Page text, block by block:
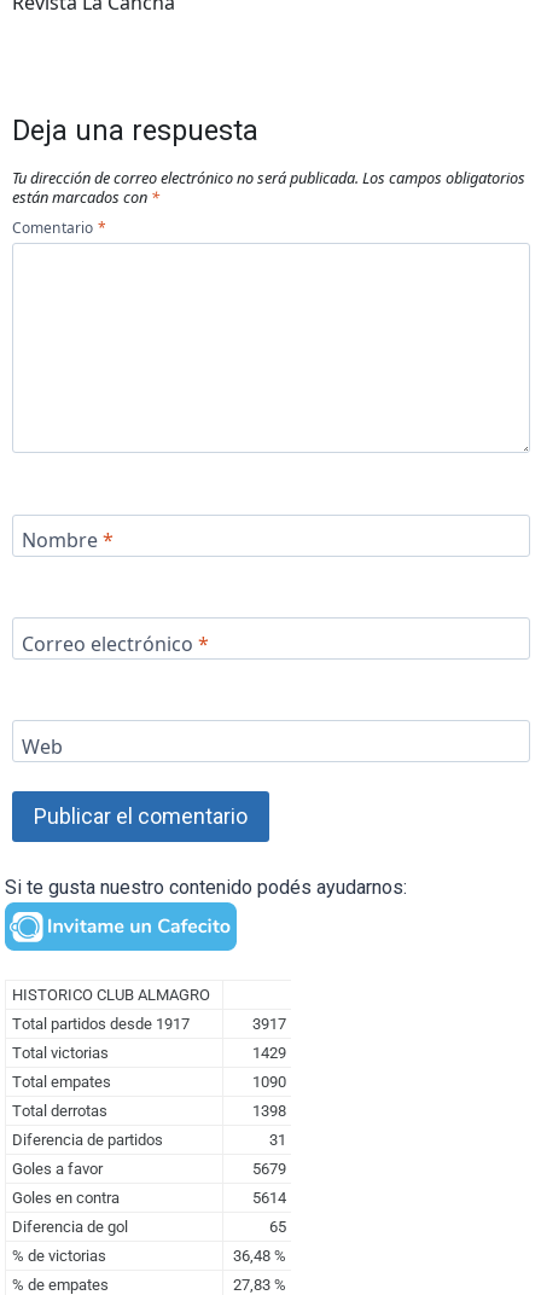
Deja una respuesta
Tu dirección de correo electrónico no será publicada. Los campos obligatorios
están marcados con *
Comentario *
Nombre*
Correo electrónico *
Web
Si te gusta nuestro contenido podés ayudarnos: